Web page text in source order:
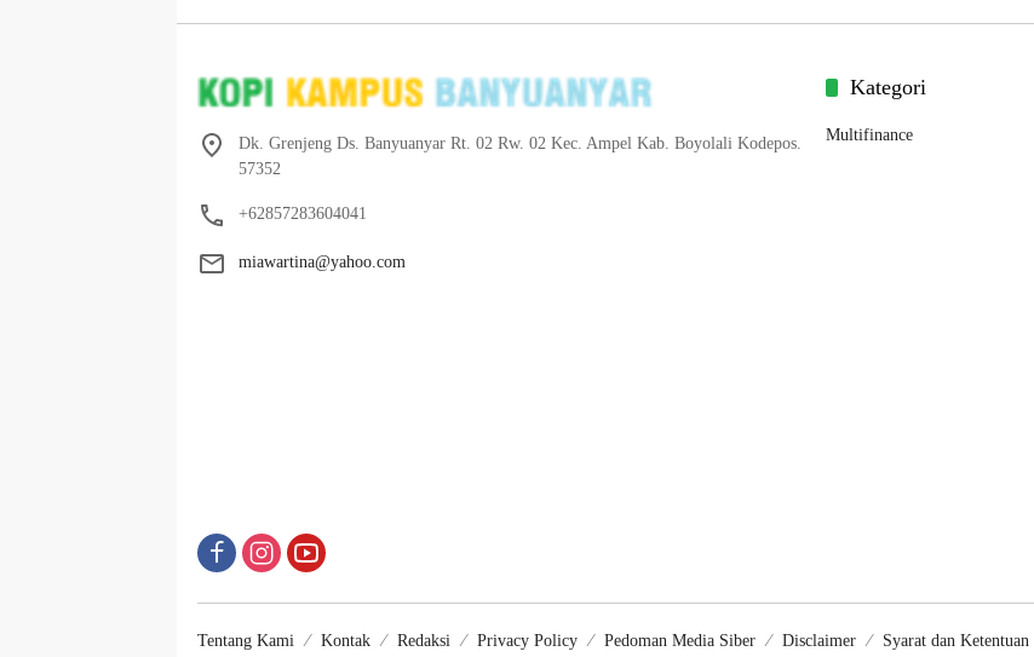
Dk. Grenjeng Ds. Banyuanyar Rt. 02 Rw. 02 Kec. Ampel Kab. Boyolali Kodepos.
57352
+62857283604041
miawartina@yahoo.com
Kategori
Multifinance
Tentang Kami Kontak Redaksi Privacy Policy Pedoman Media Siber Disclaimer Syarat dan Ketentuan